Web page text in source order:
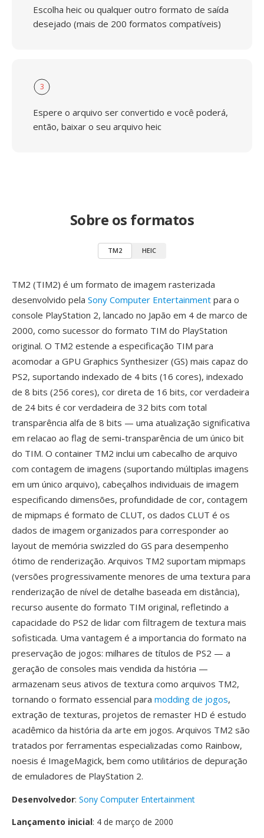
Escolha heic ou qualquer outro formato de saída
desejado (mais de 200 formatos compatíveis)
3
Espere o arquivo ser convertido e você poderá,
então, baixar o seu arquivo heic
Sobre os formatos
TM2 HEIC
TM2 (TIM2) é um formato de imagem rasterizada
desenvolvido pela Sony Computer Entertainment para o
console PlayStation 2, lancado no Japão em 4 de marco de
2000, como sucessor do formato TIM do PlayStation
original. O TM2 estende a especificação TIM para
acomodar a GPU Graphics Synthesizer (GS) mais capaz do
PS2, suportando indexado de 4 bits (16 cores), indexado
de 8 bits (256 cores), cor direta de 16 bits, cor verdadeira
de 24 bits é cor verdadeira de 32 bits com total
transparência alfa de 8 bits — uma atualização significativa
em relacao ao flag de semi-transparência de um único bit
do TIM. O container TM2 inclui um cabecalho de arquivo
com contagem de imagens (suportando múltiplas imagens
em um único arquivo), cabeçalhos individuais de imagem
especificando dimensões, profundidade de cor, contagem
de mipmaps é formato de CLUT, os dados CLUT é os
dados de imagem organizados para corresponder ao
layout de memória swizzled do GS para desempenho
ótimo de renderização. Arquivos TM2 suportam mipmaps
(versões progressivamente menores de uma textura para
renderização de nível de detalhe baseada em distância),
recurso ausente do formato TIM original, refletindo a
capacidade do PS2 de lidar com filtragem de textura mais
sofisticada. Uma vantagem é a importancia do formato na
preservação de jogos: milhares de títulos de PS2 — a
geração de consoles mais vendida da história —
armazenam seus ativos de textura como arquivos TM2,
tornando o formato essencial para modding de jogos,
extração de texturas, projetos de remaster HD é estudo
acadêmico da história da arte em jogos. Arquivos TM2 são
tratados por ferramentas especializadas como Rainbow,
noesis é ImageMagick, bem como utilitários de depuração
de emuladores de PlayStation 2.
Desenvolvedor: Sony Computer Entertainment
Lançamento inicial: 4 de março de 2000